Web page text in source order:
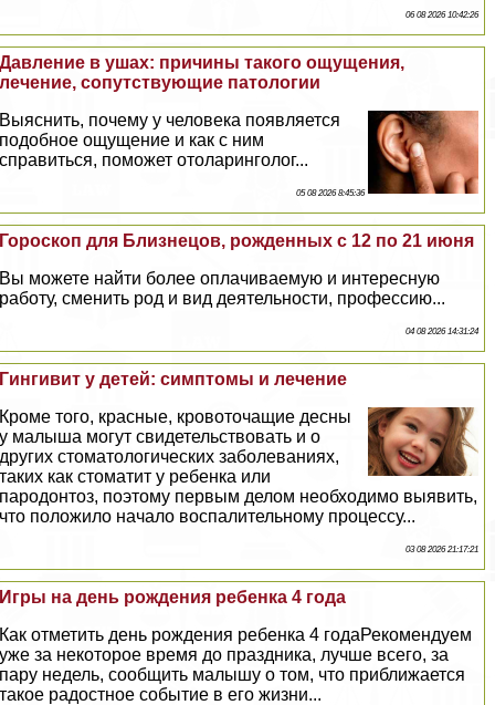
06 08 2026 10:42:26
Давление в ушах: причины такого ощущения,
лечение, сопутствующие патологии
Выяснить, почему у человека появляется
подобное ощущение и как с ним
справиться, поможет отоларинголог...
05 08 2026 8:45:36
Гороскоп для Близнецов, рожденных с 12 по 21 июня
Вы можете найти более оплачиваемую и интересную
работу, сменить род и вид деятельности, профессию...
04 08 2026 14:31:24
Гингивит у детей: симптомы и лечение
Кроме того, красные, кровоточащие десны
у малыша могут свидетельствовать и о
других стоматологических заболеваниях,
таких как стоматит у ребенка или
пародонтоз, поэтому первым делом необходимо выявить,
что положило начало воспалительному процессу...
03 08 2026 21:17:21
Игры на день рождения ребенка 4 года
Как отметить день рождения ребенка 4 годаРекомендуем
уже за некоторое время до праздника, лучше всего, за
пару недель, сообщить малышу о том, что приближается
такое радостное событие в его жизни...